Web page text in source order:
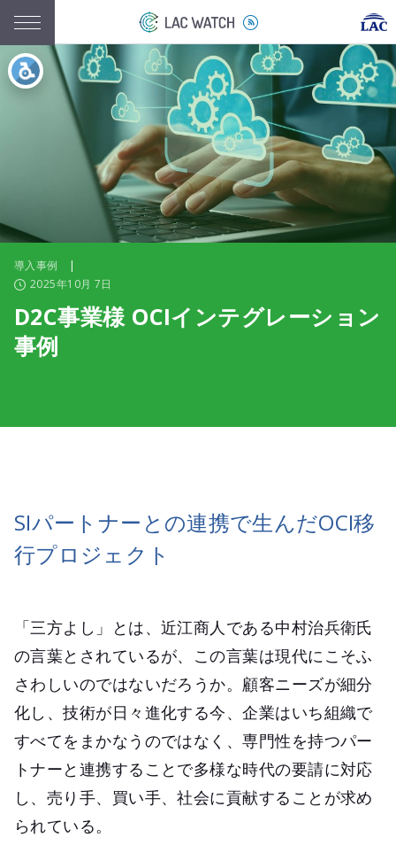
導入事例
|
2025年10月 7日
D2C事業様 OCIインテグレーション
事例
SIパートナーとの連携で生んだOCI移
行プロジェクト
「三方よし」とは、近江商人である中村治兵衛氏
の言葉とされているが、この言葉は現代にこそふ
さわしいのではないだろうか。顧客ニーズが細分
化し、技術が日々進化する今、企業はいち組織で
すべてをまかなうのではなく、専門性を持つパー
トナーと連携することで多様な時代の要請に対応
し、売り手、買い手、社会に貢献することが求め
られている。